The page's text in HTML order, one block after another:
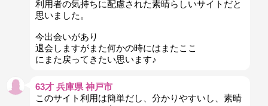
利用者の気持ちに配慮された素晴らしいサイトだと
思いました。
今出会いがあり
退会しますがまた何かの時にはまたここ
にまた戻ってきたい思います♪
63才 兵庫県 神戸市
このサイト利用は簡単だし、分かりやすいし、素晴